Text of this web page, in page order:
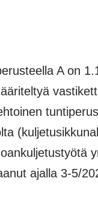
A on
ajalla 3-5/